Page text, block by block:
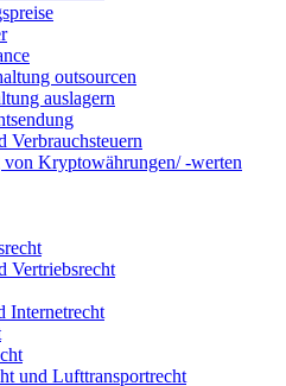
outsourcen
auslagern
Verbrauchsteuern
von Kryptowährungen/ -werten
Vertriebsrecht
Internetrecht
und Lufttransportrecht